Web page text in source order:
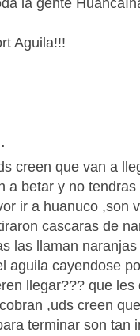
Aguila!!!
creen que van a
a betar y no
ir a huanuco ,son
cascaras de
las llaman
aguila cayendose
llegar??? que
,uds creen
terminar son tan